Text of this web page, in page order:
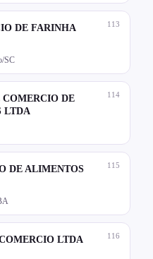
113
DE FARINHA
SC
114
DE
LTDA
115
DE ALIMENTOS
116
LTDA